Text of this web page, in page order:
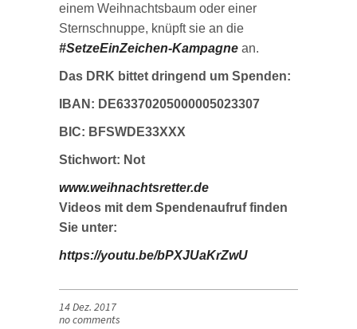
einem Weihnachtsbaum oder einer
Sternschnuppe, knüpft sie an die
#SetzeEinZeichen-Kampagne an.
Das DRK bittet dringend um Spenden:
IBAN: DE63370205000005023307
BIC: BFSWDE33XXX
Stichwort: Not
www.weihnachtsretter.de
Videos mit dem Spendenaufruf finden
Sie unter:
https://youtu.be/bPXJUaKrZwU
14 Dez. 2017
no comments